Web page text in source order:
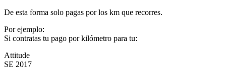
De esta forma solo pagas por los km que recorres.
Por ejemplo:
Si contratas tu pago por kilómetro para tu:
Attitude
SE 2017